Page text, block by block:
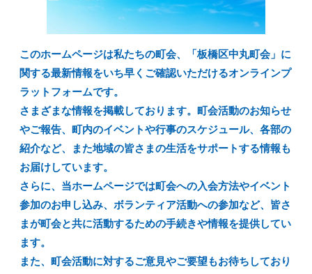
このホームページは私たちの町会、「板橋区中丸町会」に
関する最新情報をいち早くご確認いただけるオンラインプ
ラットフォームです。
さまざまな情報を掲載しております。町会活動のお知らせ
やご報告、町内のイベントや行事のスケジュール、各部の
紹介など、また地域の皆さまの生活をサポートする情報も
お届けしています。
さらに、当ホームページでは町会への入会方法やイベント
参加のお申し込み、ボランティア活動への参加など、皆さ
まが町会と共に活動するための手続きや情報を提供してい
ます。
また、町会活動に対するご意見やご要望もお待ちしており